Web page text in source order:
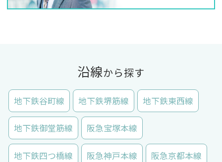
沿線から探す
地下鉄谷町線 地下鉄堺筋線 地下鉄東西線
地下鉄御堂筋線 阪急宝塚本線
地下鉄四つ橋線 阪急神戸本線 阪急京都本線